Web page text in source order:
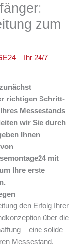
zum
– Ihr 24/7
richtigen Schritt-
Messestands
wir Sie durch
Ihnen
mit
Ihre erste
den Erfolg Ihrer
über die
– eine solide
Messestand.